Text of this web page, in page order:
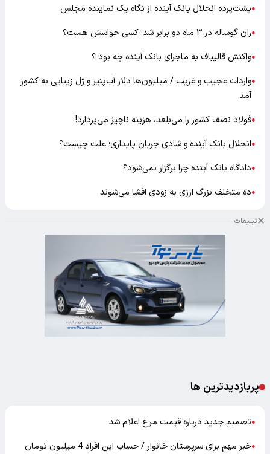
●پشت‌پرده انحلال بانک آینده از نگاه یک نماینده مجلس
●ران گوساله در ۳ ماه دو برابر شد؛ کسی حواسش هست؟
●واکنش قالیباف به ماجرای بانک آینده چه بود ؟
●واردات عجیب و غریب / میلیون‌ها دلار آب‌پنیر و ژل زیبایی به کشور
آمد
●فولاد نصف کشور را می‌بلعد، هزینه ناچیز می‌پردازد!
●انحلال بانک آینده و شادی جریان پایداری؛ علت چیست؟
●دادگاه بانک آینده چرا برگزار نمی‌شود؟
●ده متخلف بزرگ ارزی به زودی افشا می‌شوند
تبلیغات
پربازدیدترین ها
●تصمیم جدید درباره قیمت مرغ اعلام شد
●
خبر مهم برای سرپرستان خانوار / حساب این افراد 4 میلیون تومان